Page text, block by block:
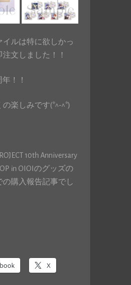
イルは特に欲しかっ
文しました！！
！！
の楽しみです(*^-^*)
10th Anniversary
in OIOIのグッズの
の購入報告記事でし
X